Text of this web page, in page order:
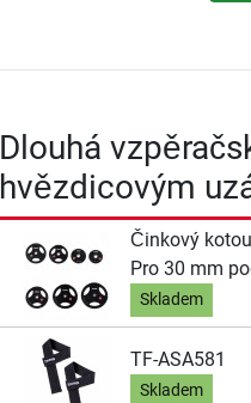
Dlouhá
hvězdicovým
Činkový
Pro 30 mm
Skladem
TF-ASA581
Skladem